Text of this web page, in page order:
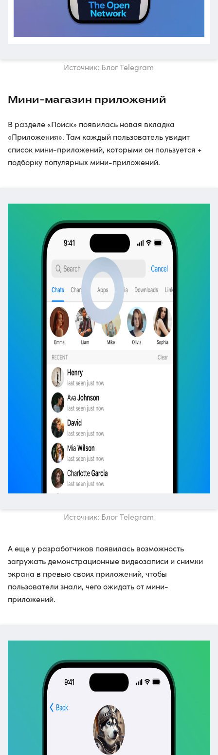
Источник: Блог Telegram
Мини-магазин приложений
В разделе «Поиск» появилась новая вкладка
«Приложения». Там каждый пользователь увидит
список мини-приложений, которыми он пользуется +
подборку популярных мини-приложений.
Источник: Блог Telegram
А еще у разработчиков появилась возможность
загружать демонстрационные видеозаписи и снимки
экрана в превью своих приложений, чтобы
пользователи знали, чего ожидать от мини-
приложений.